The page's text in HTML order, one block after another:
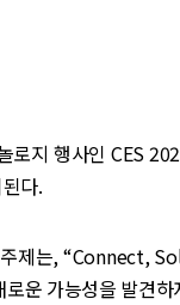
로지 행사인 CES
다.
제는, “Connect,
운 가능성을 발견